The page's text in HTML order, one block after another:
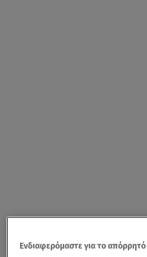
Ενδιαφερόμαστε για το